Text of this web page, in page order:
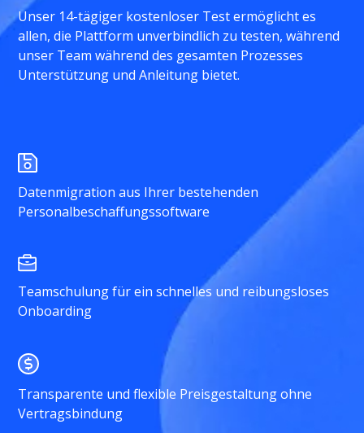
Unser 14-tägiger kostenloser Test ermöglicht es
allen, die Plattform unverbindlich zu testen, während
unser Team während des gesamten Prozesses
Unterstützung und Anleitung bietet.
Datenmigration aus Ihrer bestehenden
Personalbeschaffungssoftware
Teamschulung für ein schnelles und reibungsloses
Onboarding
Transparente und flexible Preisgestaltung ohne
Vertragsbindung